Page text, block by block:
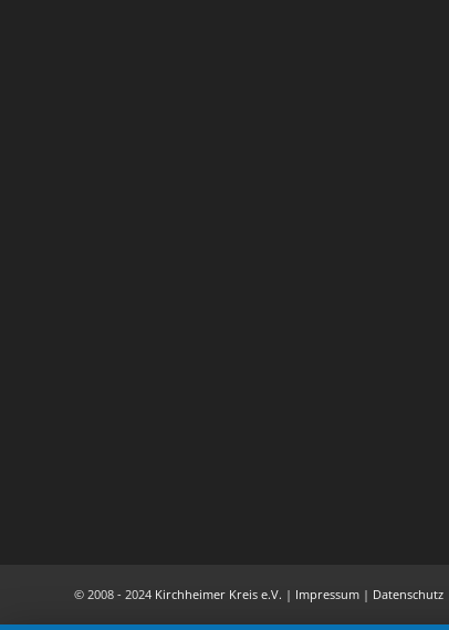
© 2008 - 2024 Kirchheimer Kreis e.V. | Impressum | Datenschutz